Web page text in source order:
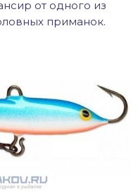
от одного из
приманок.